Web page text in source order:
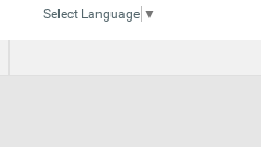
Select Language ▼